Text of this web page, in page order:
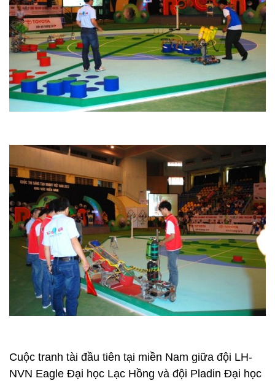
Cuộc tranh tài đầu tiên tại miền Nam giữa đội LH-
NVN Eagle Đại học Lạc Hồng và đội Pladin Đại học